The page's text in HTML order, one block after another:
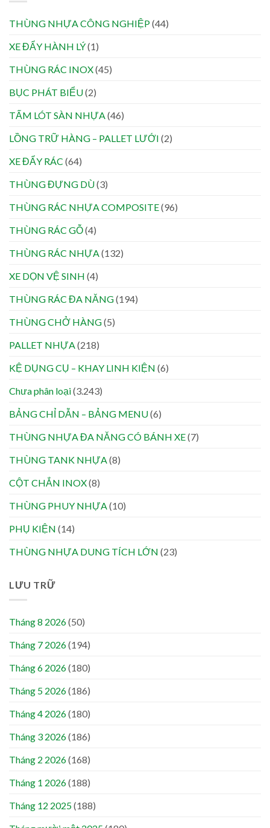
THÙNG NHỰA CÔNG NGHIỆP(44)
XE ĐẨY HÀNH LÝ(1)
THÙNG RÁC INOX(45)
BỤC PHÁT BIỂU(2)
TẤM LÓT SÀN NHỰA(46)
LỒNG TRỮ HÀNG – PALLET LƯỚI (2)
XE ĐẨY RÁC (64)
THÙNG ĐỰNG DÙ(3)
THÙNG RÁC NHỰA COMPOSITE(96)
THÙNG RÁC GỖ(4)
THÙNG RÁC NHỰA(132)
XE DỌN VỆ SINH (4)
THÙNG RÁC ĐA NĂNG(194)
THÙNG CHỞ HÀNG(5)
PALLET NHỰA(218)
KỆ DỤNG CỤ – KHAY LINH KIỆN (6)
Chưa phân loại(3.243)
BẢNG CHỈ DẪN – BẢNG MENU(6)
THÙNG NHỰA ĐA NĂNG CÓ BÁNH XE(7)
THÙNG TANK NHỰA(8)
CỘT CHẮN INOX(8)
THÙNG PHUY NHỰA(10)
PHỤ KIỆN (14)
THÙNG NHỰA DUNG TÍCH LỚN (23)
LƯU TRỮ
Tháng 8 2026(50)
Tháng 7 2026(194)
Tháng 6 2026(180)
Tháng 5 2026(186)
Tháng 4 2026(180)
Tháng 3 2026(186)
Tháng 2 2026(168)
Tháng 1 2026(188)
Tháng 12 2025(188)